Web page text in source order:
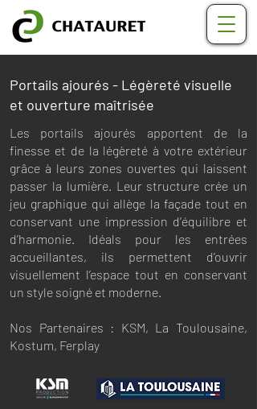
Portails ajourés - Légèreté visuelle
et ouverture maîtrisée
Les portails ajourés apportent de la
finesse et de la légèreté à votre extérieur
grâce à leurs zones ouvertes qui laissent
passer la lumière. Leur structure crée un
jeu graphique qui allège la façade tout en
conservant une impression d’équilibre et
d’harmonie. Idéals pour les entrées
accueillantes, ils permettent d’ouvrir
visuellement l’espace tout en conservant
un style soigné et moderne.
Nos Partenaires : KSM, La Toulousaine,
Kostum, Ferplay